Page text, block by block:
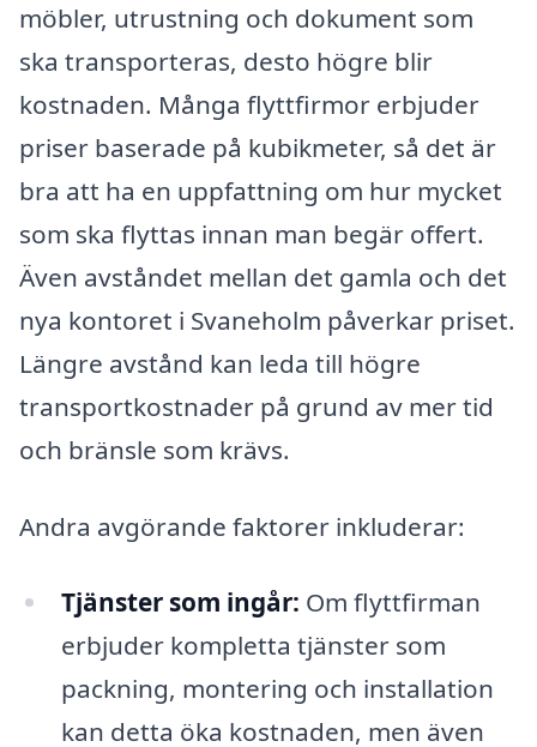
möbler, utrustning och dokument som
ska transporteras, desto högre blir
kostnaden. Många flyttfirmor erbjuder
priser baserade på kubikmeter, så det är
bra att ha en uppfattning om hur mycket
som ska flyttas innan man begär offert.
Även avståndet mellan det gamla och det
nya kontoret i Svaneholm påverkar priset.
Längre avstånd kan leda till högre
transportkostnader på grund av mer tid
och bränsle som krävs.
Andra avgörande faktorer inkluderar:
Tjänster som ingår: Om flyttfirman
erbjuder kompletta tjänster som
packning, montering och installation
kan detta öka kostnaden, men även